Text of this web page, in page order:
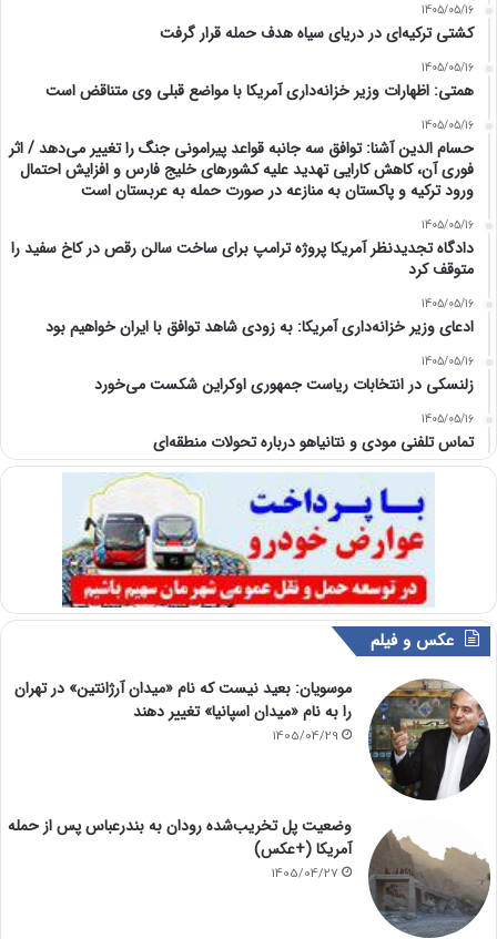
1405/05/16
کشتی ترکیه‌ای در دریای سیاه هدف حمله قرار گرفت
1405/05/16
همتی: اظهارات وزیر خزانه‌داری آمریکا با مواضع قبلی وی متناقض است
1405/05/16
حسام الدین آشنا: توافق سه جانبه قواعد پیرامونی جنگ را تغییر می‌دهد / اثر
فوری آن، کاهش کارایی تهدید علیه کشور‌های خلیج فارس و افزایش احتمال
ورود ترکیه و پاکستان به منازعه در صورت حمله به عربستان است
1405/05/16
دادگاه تجدیدنظر آمریکا پروژه ترامپ برای ساخت سالن رقص در کاخ سفید را
متوقف کرد
1405/05/16
ادعای وزیر خزانه‌داری آمریکا: به زودی شاهد توافق با ایران خواهیم بود
1405/05/16
زلنسکی در انتخابات ریاست جمهوری اوکراین شکست می‌خورد
1405/05/16
تماس تلفنی مودی و نتانیاهو درباره تحولات منطقه‌ای
عکس و فیلم
موسویان: بعید نیست که نام «میدان آرژانتین» در تهران
را به نام «میدان اسپانیا» تغییر دهند
1405/04/29
وضعیت پل تخریب‌شده رودان به بندرعباس پس از حمله
آمریکا (+عکس)
1405/04/27